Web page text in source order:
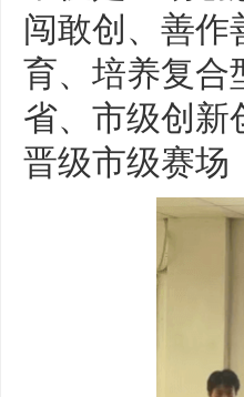
闯敢创、善
育、培养复合
省、市级创
晋级市级赛场